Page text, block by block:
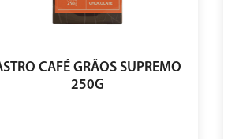
CAFÉ GRÃOS SUPREMO
250G